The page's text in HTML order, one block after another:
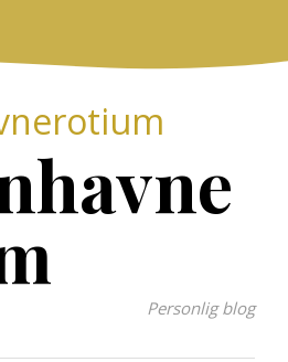
Personlig blog